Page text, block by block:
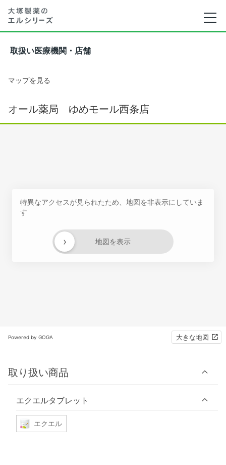
取扱い医療機関・店舗
マップを見る
オール薬局 ゆめモール西条店
特異なアクセスが見られたため、地図を非表示にしていま
す
地図を表示
›
Powered by GOGA 大きな地図
取り扱い商品
エクエルタブレット
エクエル